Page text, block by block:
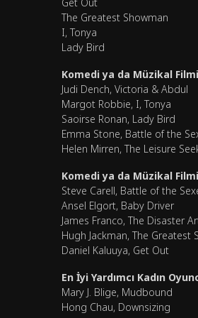
The Greatest Showman
I, Tonya
Lady Bird
Komedi ya da Müzikal
Judi Dench, Victoria & Abdul
Margot Robbie, I, Tonya
Saoirse Ronan, Lady Bird
Emma Stone, Battle of the
Helen Mirren, The Leisure
Komedi ya da Müzikal
Steve Carell, Battle of the
Ansel Elgort, Baby Driver
James Franco, The Disaster
Hugh Jackman, The Greatest
Daniel Kaluuya, Get Out
En İyi Yardımcı Kadın
Mary J. Blige, Mudbound
Hong Chau, Downsizing